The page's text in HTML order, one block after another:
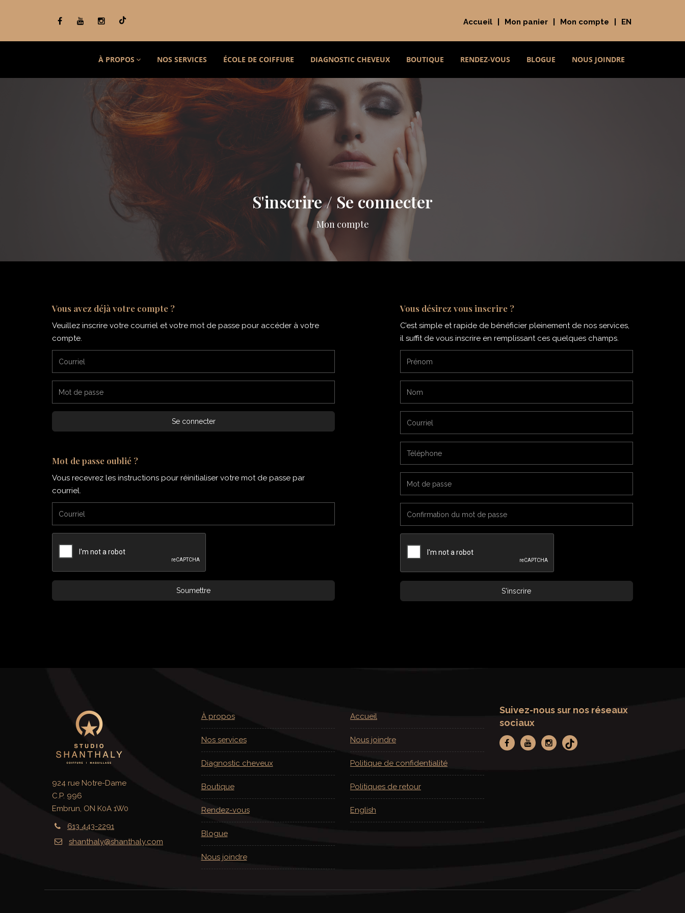
Accueil Mon panier Mon compte EN
À PROPOS NOS SERVICES ÉCOLE DE COIFFURE DIAGNOSTIC CHEVEUX BOUTIQUE RENDEZ-VOUS BLOGUE NOUS JOINDRE
S'inscrire / Se connecter
Mon compte
Vous avez déjà votre compte ?
Veuillez inscrire votre courriel et votre mot de passe pour accéder à votre
compte.
Se connecter
Mot de passe oublié ?
Vous recevrez les instructions pour réinitialiser votre mot de passe par
courriel.
Soumettre
Vous désirez vous inscrire ?
C’est simple et rapide de bénéficier pleinement de nos services,
il suffit de vous inscrire en remplissant ces quelques champs.
S'inscrire
924 rue Notre-Dame
C.P. 996
Embrun, ON K0A 1W0
613 443-2291
shanthaly@shanthaly.com
À propos
Nos services
Diagnostic cheveux
Boutique
Rendez-vous
Blogue
Nous joindre
Accueil
Nous joindre
Politique de confidentialité
Politiques de retour
English
Suivez-nous sur nos réseaux
sociaux